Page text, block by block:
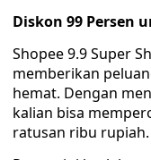
Diskon 99 Persen
Shopee 9.9 Super
memberikan
hemat. Dengan
kalian bisa
ratusan ribu rupiah.